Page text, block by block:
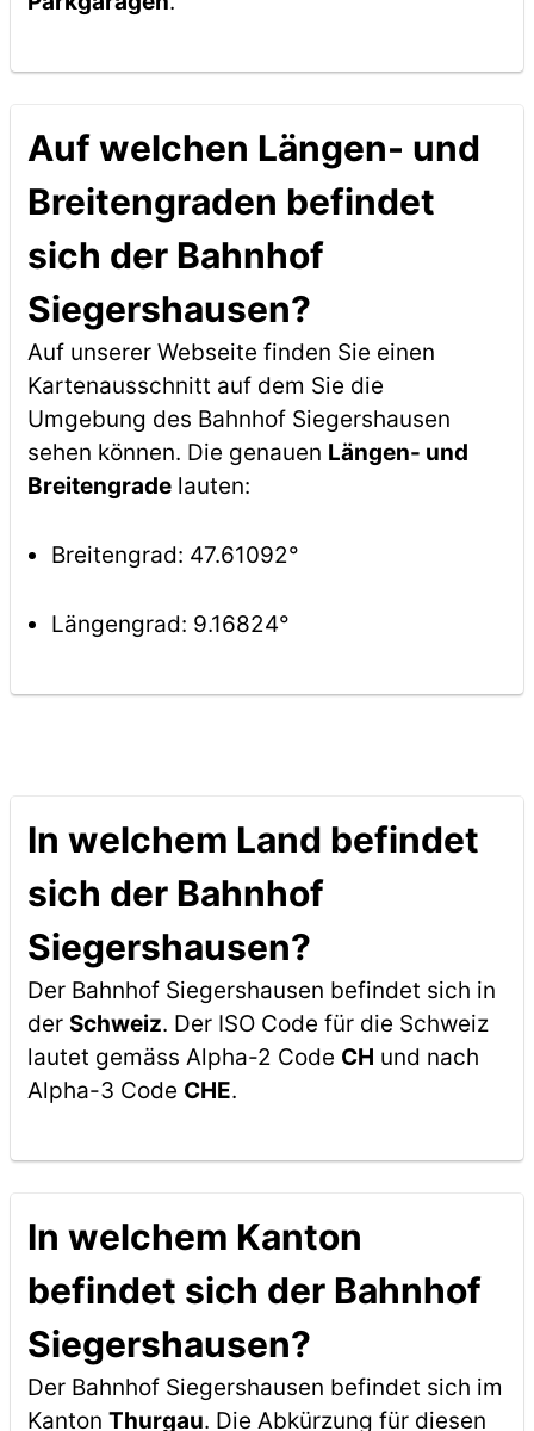
Auf welchen Längen- und
Breitengraden befindet
sich der Bahnhof
Siegershausen?
Auf unserer Webseite finden Sie einen
Kartenausschnitt auf dem Sie die
Umgebung des Bahnhof Siegershausen
sehen können. Die genauen Längen- und
Breitengradelauten:
Breitengrad: 47.61092°
Längengrad: 9.16824°
In welchem Land befindet
sich der Bahnhof
Siegershausen?
Der Bahnhof Siegershausen befindet sich in
der Schweiz. Der ISO Code für die Schweiz
lautet gemäss Alpha-2 Code CH und nach
Alpha-3 Code CHE.
In welchem Kanton
befindet sich der Bahnhof
Siegershausen?
Der Bahnhof Siegershausen befindet sich im
Kanton Thurgau. Die Abkürzung für diesen